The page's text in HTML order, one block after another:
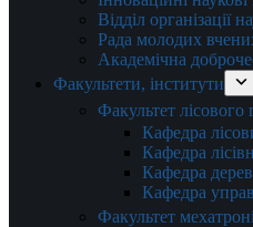
Відділ організації
Рада молодих
Академічна
Факультети, інститути
Факультет
Кафедра
Кафедра
Кафедра
Кафедра
Факультет